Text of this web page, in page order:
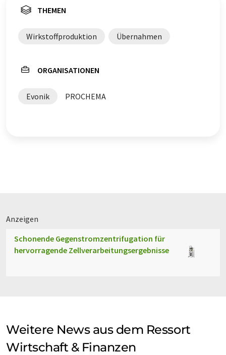
THEMEN
Wirkstoffproduktion Übernahmen
ORGANISATIONEN
Evonik PROCHEMA
Anzeigen
Schonende Gegenstromzentrifugation für
hervorragende Zellverarbeitungsergebnisse
Weitere News aus dem Ressort
Wirtschaft & Finanzen